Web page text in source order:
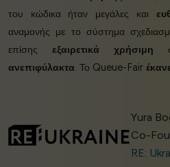
του κώδικα ήταν μεγάλες και
αναμονής με το σύστημα
επίσηςεξαιρετικά χρήσιμη
ανεπιφύλακτα. Το Queue-Fair
Yura
Co-
RE: